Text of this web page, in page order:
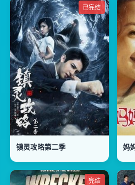
已完结
镇灵攻略第二季 妈
完结